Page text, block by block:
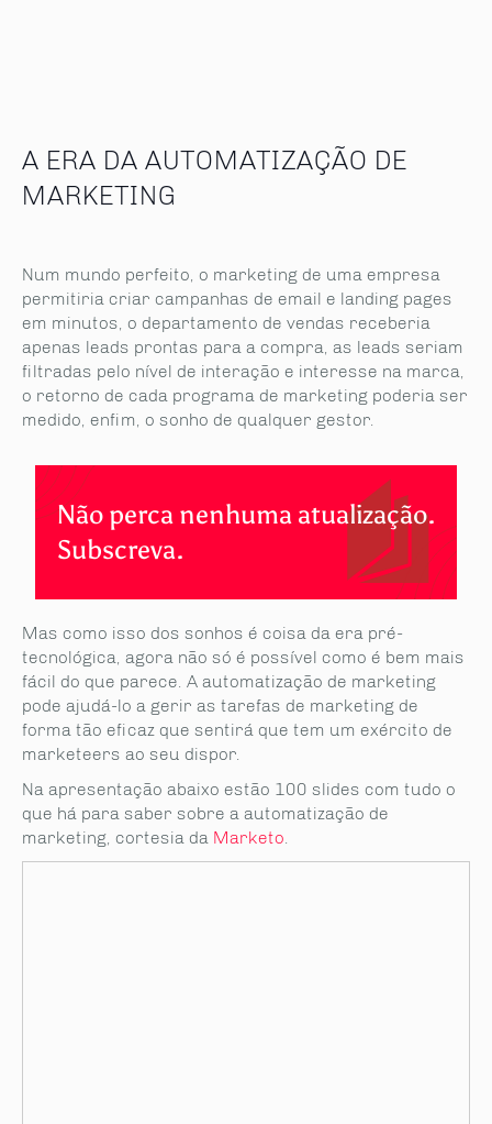
A ERA DA AUTOMATIZAÇÃO DE
MARKETING
Num mundo perfeito, o marketing de uma empresa
permitiria criar campanhas de email e landing pages
em minutos, o departamento de vendas receberia
apenas leads prontas para a compra, as leads seriam
filtradas pelo nível de interação e interesse na marca,
o retorno de cada programa de marketing poderia ser
medido, enfim, o sonho de qualquer gestor.
Não perca nenhuma atualização.
Subscreva.
Mas como isso dos sonhos é coisa da era pré-
tecnológica, agora não só é possível como é bem mais
fácil do que parece. A automatização de marketing
pode ajudá-lo a gerir as tarefas de marketing de
forma tão eficaz que sentirá que tem um exército de
marketeers ao seu dispor.
Na apresentação abaixo estão 100 slides com tudo o
que há para saber sobre a automatização de
marketing, cortesia da Marketo.